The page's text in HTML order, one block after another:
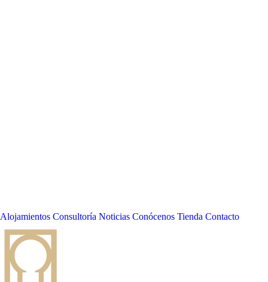
Alojamientos Consultoría Noticias Conócenos Tienda Contacto